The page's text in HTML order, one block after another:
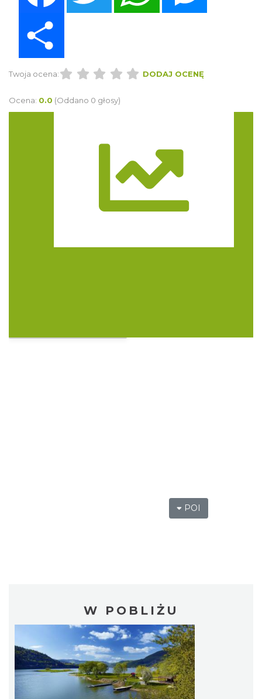
Twoja ocena: DODAJ OCENĘ
Ocena: 0.0 (Oddano 0 głosy)
POI
W POBLIŻU